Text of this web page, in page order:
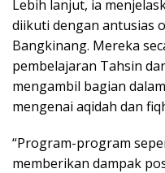
Lebih lanjut, ia
diikuti dengan antusias
Bangkinang. Mereka
pembelajaran Tahsin
mengambil bagian
mengenai aqidah dan
“Program-program
memberikan dampak